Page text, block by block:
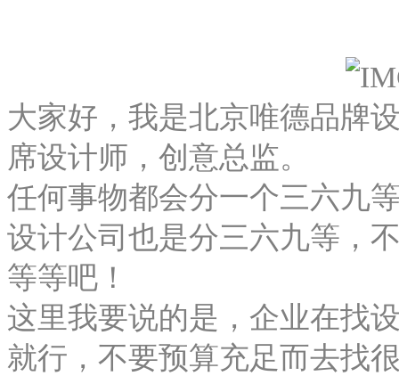
大家好，我是北京唯德品牌
席设计师，创意总监。
任何事物都会分一个三六九
设计公司 也是分三六九等，
等等吧！
这里我要说的是，企业在找
就行，不要预算充足而去找